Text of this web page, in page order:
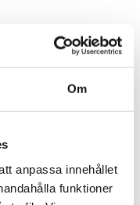
Om
anpassa innehållet
funktioner